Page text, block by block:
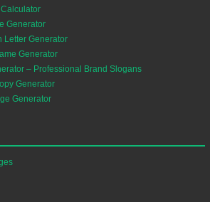
Generator
Letter Generator
Generator
– Professional Brand Slogans
Generator
Generator